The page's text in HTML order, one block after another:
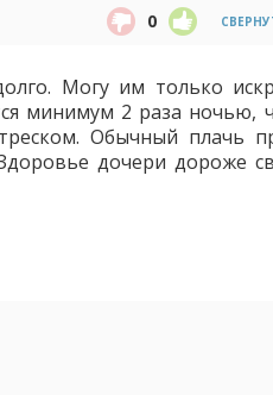
0
Могу им только
минимум 2 раза ночью,
Обычный плачь
дочери дороже